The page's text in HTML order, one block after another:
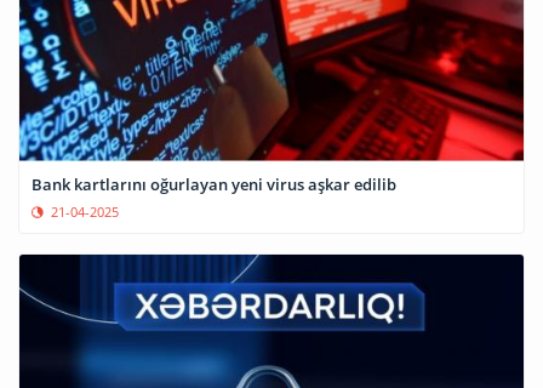
Bank kartlarını oğurlayan yeni virus aşkar edilib
21-04-2025